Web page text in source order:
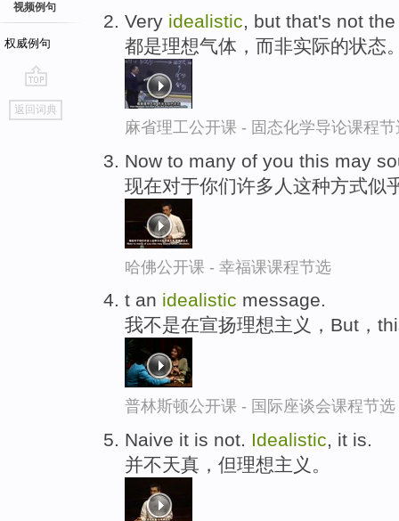
视频例句
权威例句
go
top
返回词典
Very idealistic, but that's not
都是理想气体，而非实际的状态
麻省理工公开课 - 固态化学导论课程节
Now to many of you this may
现在对于你们许多人这种方式似
哈佛公开课 - 幸福课课程节选
t an idealistic message.
我不是在宣扬理想主义，But，
普林斯顿公开课 - 国际座谈会课程节选
Naive it is not. Idealistic, it is.
并不天真，但理想主义。